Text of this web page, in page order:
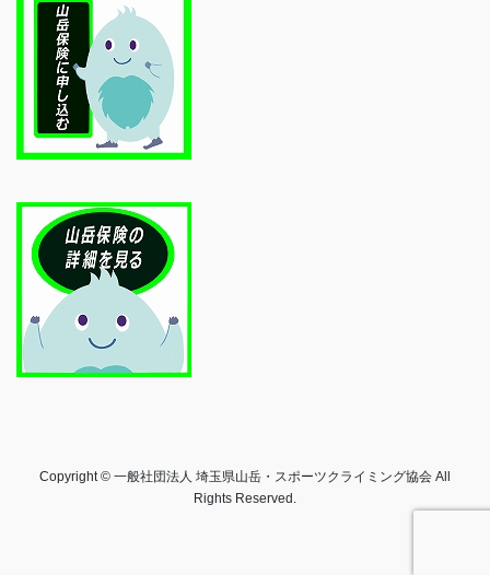
Copyright © 一般社団法人 埼玉県山岳・スポーツクライミング協会 All
Rights Reserved.